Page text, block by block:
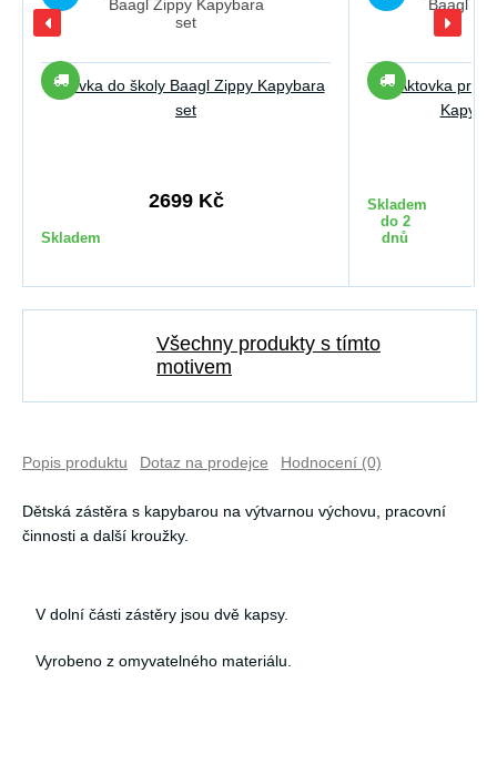
Aktovka do školy Baagl Zippy Kapybara
set
2699 Kč
Skladem
Aktovka pro
Skladem
do 2
dnů
Všechny produkty s tímto
motivem
Popis produktu Dotaz na prodejce Hodnocení (0)
Dětská zástěra s kapybarou na výtvarnou výchovu, pracovní
činnosti a další kroužky.
V dolní části zástěry jsou dvě kapsy.
Vyrobeno z omyvatelného materiálu.